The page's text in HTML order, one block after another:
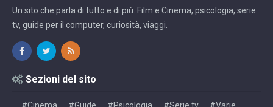
Un sito che parla di tutto e di più. Film e Cinema, psicologia, serie
tv, guide per il computer, curiosità, viaggi.
Sezioni del sito